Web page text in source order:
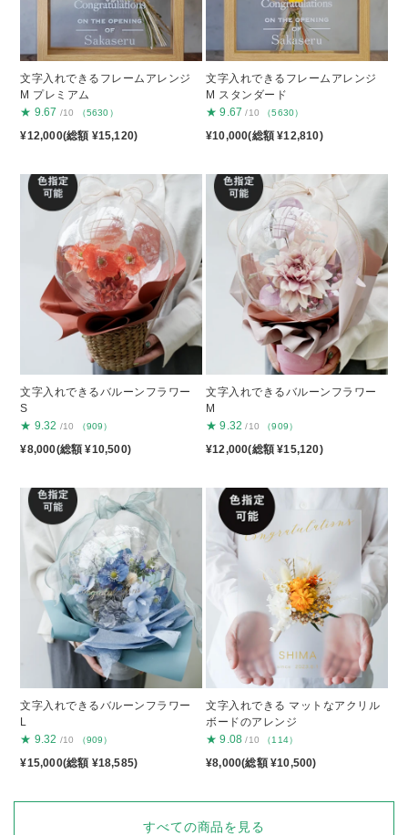
文字入れできるフレームアレンジ
M プレミアム
★ 9.67 /10 （5630）
¥12,000(総額 ¥15,120)
文字入れできるフレームアレンジ
M スタンダード
★ 9.67 /10 （5630）
¥10,000(総額 ¥12,810)
文字入れできるバルーンフラワー
S
★ 9.32 /10 （909）
¥8,000(総額 ¥10,500)
文字入れできるバルーンフラワー
M
★ 9.32 /10 （909）
¥12,000(総額 ¥15,120)
文字入れできるバルーンフラワー
L
★ 9.32 /10 （909）
¥15,000(総額 ¥18,585)
文字入れできる マットなアクリル
ボードのアレンジ
★ 9.08 /10 （114）
¥8,000(総額 ¥10,500)
すべての商品を見る